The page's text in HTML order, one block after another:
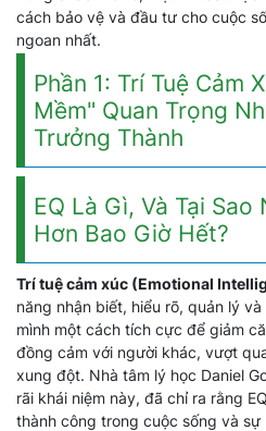
cách bảo vệ và đầu tư cho cuộc
ngoan nhất.
Phần 1: Trí Tuệ Cảm
Mềm" Quan Trọng
Trưởng Thành
EQ Là Gì, Và Tại Sao
Hơn Bao Giờ Hết?
Trí tuệ cảm xúc (Emotional
năng nhận biết, hiểu rõ, quản lý
mình một cách tích cực để giảm
đồng cảm với người khác, vượt
xung đột. Nhà tâm lý học Daniel
rãi khái niệm này, đã chỉ ra rằng
thành công trong cuộc sống và